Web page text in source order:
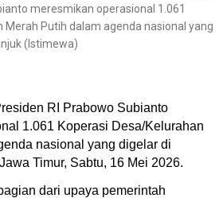
meresmikan operasional 1.061
Merah Putih dalam agenda nasional yang
(Istimewa)
RI Prabowo Subianto
1.061 Koperasi Desa/Kelurahan
nasional yang digelar di
Timur, Sabtu, 16 Mei 2026.
dari upaya pemerintah